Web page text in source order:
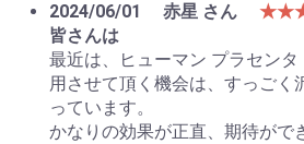
2024/06/01
赤星 さん
皆さんは
最近は、ヒューマン プラセンタ
用させて頂く機会は、すっごく
っています。
かなりの効果が正直、期待がで